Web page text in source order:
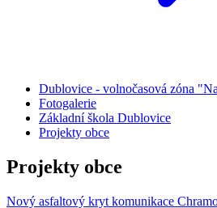
Dublovice - volnočasová zóna
Fotogalerie
Základní škola Dublovice
Projekty obce
Projekty obce
Nový asfaltový kryt komunikace